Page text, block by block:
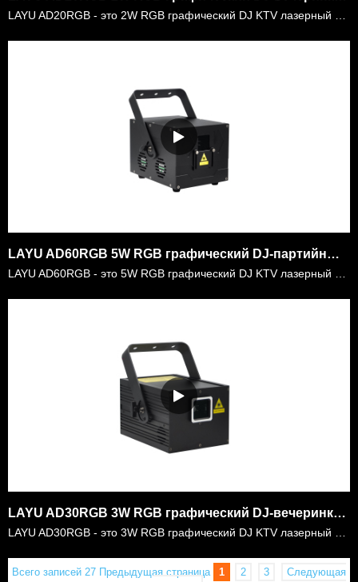
LAYU AD60RGB 5W RGB графический DJ-партийный лазерный световой проектор
LAYU AD60RGB - это 5W RGB графический DJ KTV лазерный световой проектор. Это очень компактный лазер с 5-ваттной мощностью RGB лазера. Это очень удобно для мобильных диджеев нести его везде и хорошо дл……
LAYU AD30RGB 3W RGB графический DJ-вечеринка лазерный световой проектор
Всего записей 27 Предыдущая страница 1 2 3
Следующая